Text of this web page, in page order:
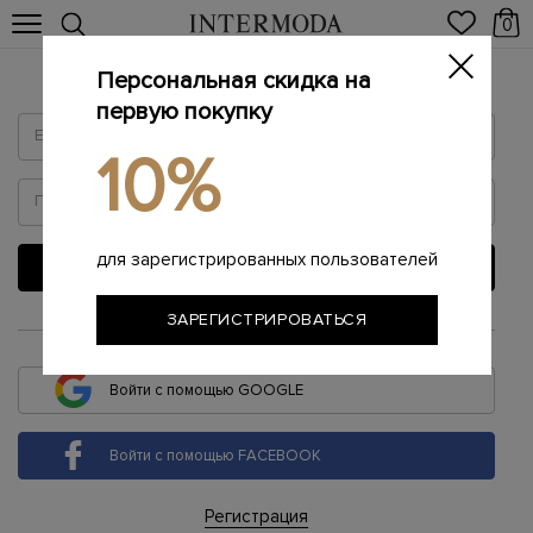
0
Войти
ВОЙТИ
или
Войти с помощью GOOGLE
Войти с помощью FACEBOOK
Регистрация
Персональная скидка на
первую покупку
10%
для зарегистрированных пользователей
ЗАРЕГИСТРИРОВАТЬСЯ